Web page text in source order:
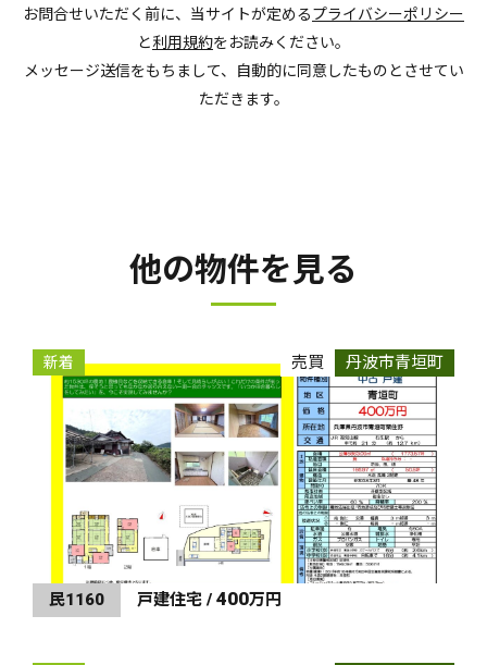
お問合せいただく前に、当サイトが定めるプライバシーポリシー
と利用規約をお読みください。
メッセージ送信をもちまして、自動的に同意したものとさせてい
ただきます。
他の物件を見る
新着 売買 丹波市青垣町
民1160 戸建住宅 / 400万円